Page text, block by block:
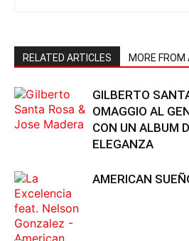
RELATED ARTICLES MORE FROM
GILBERTO
OMAGGIO AL
CON UN ALBUM
ELEGANZA
AMERICAN